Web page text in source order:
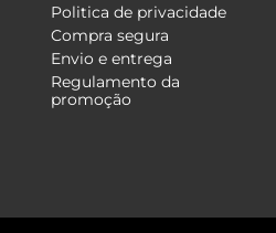
Politica de privacidade
Compra segura
Envio e entrega
Regulamento da
promoção